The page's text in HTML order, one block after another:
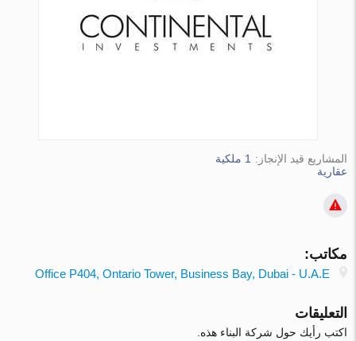
المشاريع قيد الإنجاز:
1 ملكية
عقارية
مكاتب:
Office P404, Ontario Tower, Business Bay, Dubai - U.A.E
التعليقات
اكتب رأيك حول شركة البناء هذه.